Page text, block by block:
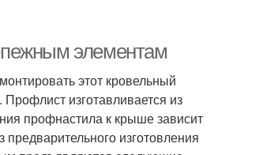
элементам
этот кровельный
изготавливается из
профнастила к крыше зависит
изготовления